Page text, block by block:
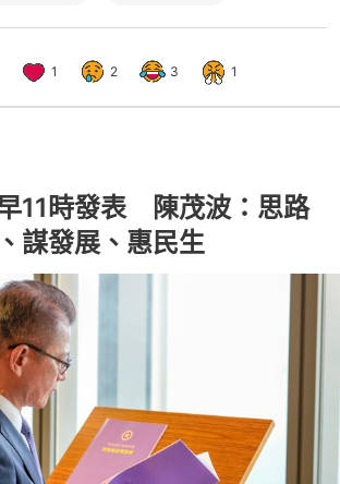
1 2 3 1
11時發表 陳茂波：思路
謀發展、惠民生